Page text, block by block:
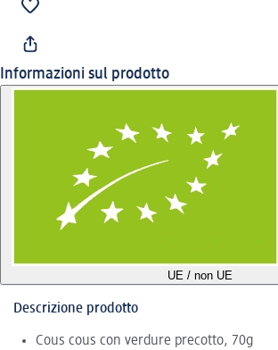
Informazioni sul prodotto
UE / non UE
Descrizione prodotto
Cous cous con verdure precotto, 70g